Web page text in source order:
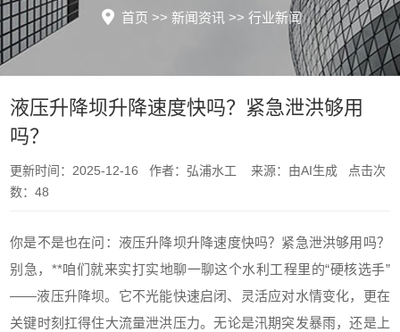
首页 >> 新闻资讯 >> 行业新闻
液压升降坝升降速度快吗？紧急泄洪够用
吗？
更新时间：2025-12-16 作者：弘浦水工 来源：由AI生成 点击次
数：48
你是不是也在问：液压升降坝升降速度快吗？紧急泄洪够用吗？
别急，**咱们就来实打实地聊一聊这个水利工程里的“硬核选手”
——液压升降坝。它不光能快速启闭、灵活应对水情变化，更在
关键时刻扛得住大流量泄洪压力。无论是汛期突发暴雨，还是上